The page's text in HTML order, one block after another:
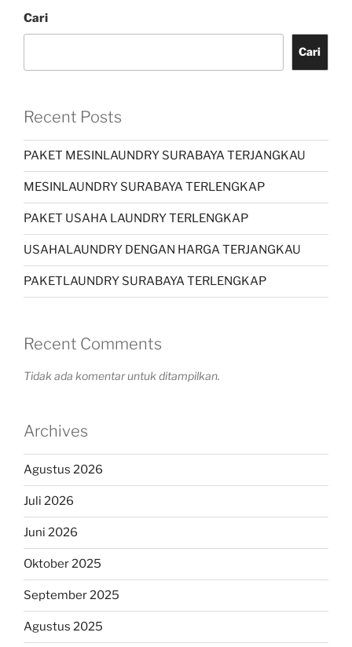
Cari
Cari
Recent Posts
PAKET MESINLAUNDRY SURABAYA TERJANGKAU
MESINLAUNDRY SURABAYA TERLENGKAP
PAKET USAHA LAUNDRY TERLENGKAP
USAHALAUNDRY DENGAN HARGA TERJANGKAU
PAKETLAUNDRY SURABAYA TERLENGKAP
Recent Comments
Tidak ada komentar untuk ditampilkan.
Archives
Agustus 2026
Juli 2026
Juni 2026
Oktober 2025
September 2025
Agustus 2025